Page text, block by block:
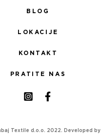
BLOG
LOKACIJE
KONTAKT
PRATITE NAS
Textile d.o.o. 2022. Developed by